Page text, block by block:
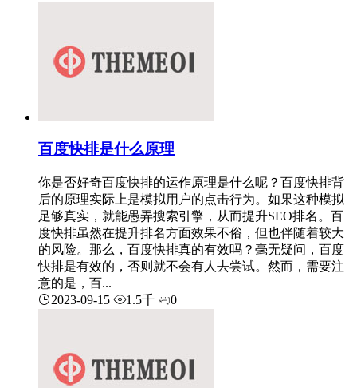
百度快排是什么原理
你是否好奇百度快排的运作原理是什么呢？百度快排背
后的原理实际上是模拟用户的点击行为。如果这种模拟
足够真实，就能愚弄搜索引擎，从而提升SEO排名。百
度快排虽然在提升排名方面效果不俗，但也伴随着较大
的风险。那么，百度快排真的有效吗？毫无疑问，百度
快排是有效的，否则就不会有人去尝试。然而，需要注
意的是，百...
2023-09-15
1.5千 0